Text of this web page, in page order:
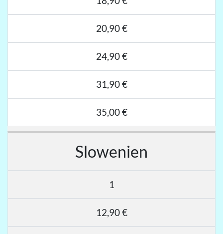
20,90 €
24,90 €
31,90 €
35,00 €
Slowenien
1
12,90 €